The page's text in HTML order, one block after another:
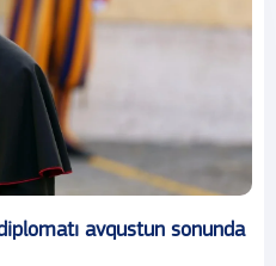
avqustun sonunda